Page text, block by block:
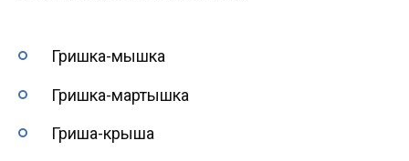
Гришка-мышка
Гришка-мартышка
Гриша-крыша